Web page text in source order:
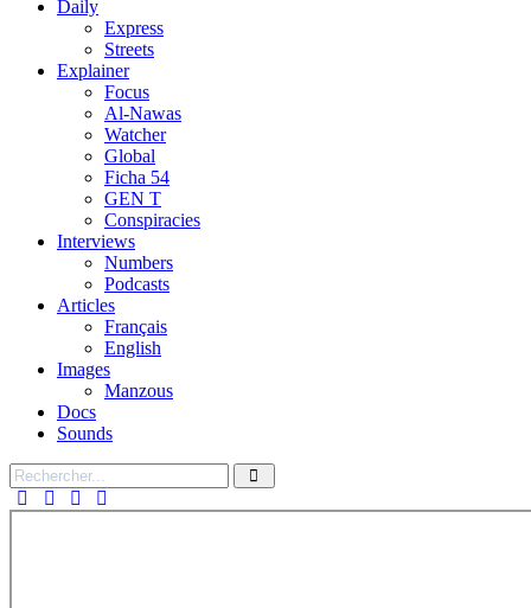
Daily
Express
Streets
Explainer
Focus
Al-Nawas
Watcher
Global
Ficha 54
GEN T
Conspiracies
Interviews
Numbers
Podcasts
Articles
Français
English
Images
Manzous
Docs
Sounds